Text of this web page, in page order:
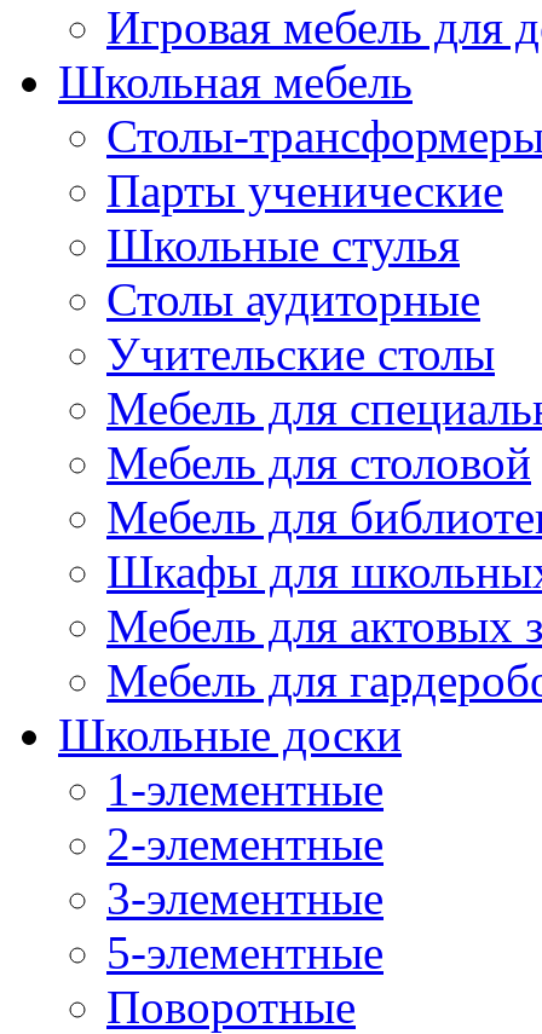
Игровая мебель для
Школьная мебель
Столы-
Парты ученические
Школьные стулья
Столы аудиторные
Учительские столы
Мебель для
Мебель для столовой
Мебель для
Шкафы для
Мебель для актовых
Мебель для
Школьные доски
1-элементные
2-элементные
3-элементные
5-элементные
Поворотные